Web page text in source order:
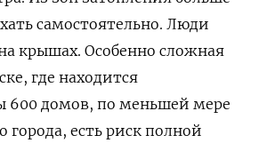
самостоятельно. Люди
крышах. Особенно сложная
где находится
600 домов, по меньшей мере
города, есть риск полной